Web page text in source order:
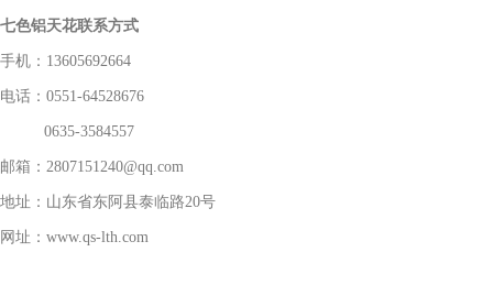
七色铝天花联系方式
手机：13605692664
电话：0551-64528676
0635-3584557
邮箱：2807151240@qq.com
地址：山东省东阿县泰临路20号
网址：www.qs-lth.com